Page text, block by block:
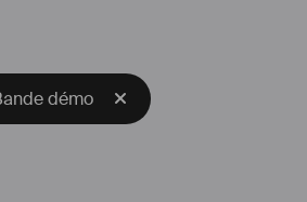
démo
court métrage d'animation.
du #graphisme (Logo, FX, illustrations).